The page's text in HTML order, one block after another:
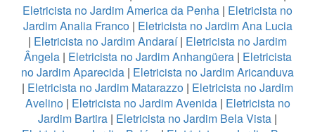
Eletricista no Jardim America da Penha | Eletricista no
Jardim Analia Franco| Eletricista no Jardim Ana Lucia
| Eletricista no Jardim Andaraí| Eletricista no Jardim
Ângela| Eletricista no Jardim Anhangüera| Eletricista
no Jardim Aparecida | Eletricista no Jardim Aricanduva
| Eletricista no Jardim Matarazzo | Eletricista no Jardim
Avelino| Eletricista no Jardim Avenida| Eletricista no
Jardim Bartira | Eletricista no Jardim Bela Vista |